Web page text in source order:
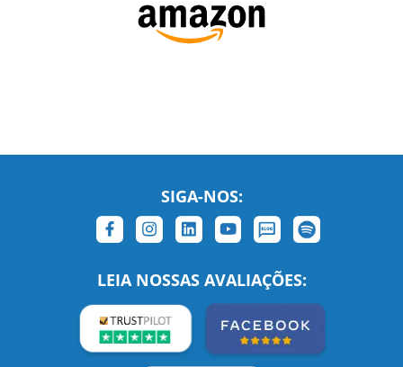
SIGA-NOS:
LEIA NOSSAS AVALIAÇÕES: